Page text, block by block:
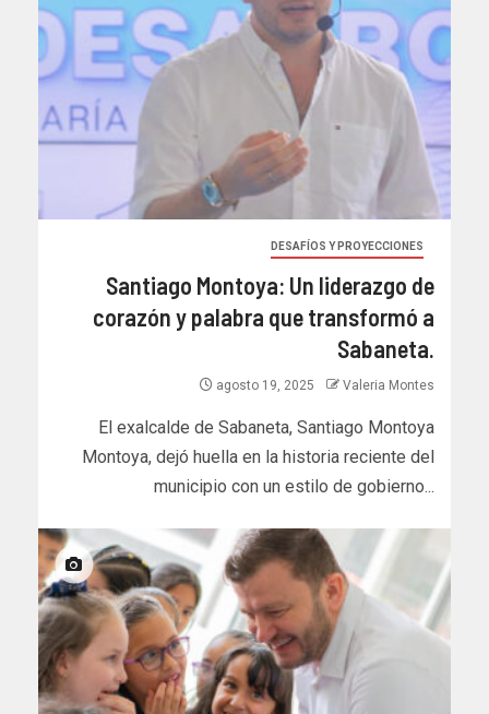
DESAFÍOS Y PROYECCIONES
Santiago Montoya: Un liderazgo de
corazón y palabra que transformó a
Sabaneta.
agosto 19, 2025 Valeria Montes
El exalcalde de Sabaneta, Santiago Montoya
Montoya, dejó huella en la historia reciente del
municipio con un estilo de gobierno...